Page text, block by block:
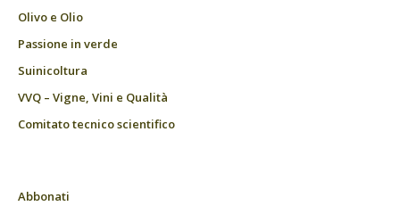
Olivo e Olio
Passione in verde
Suinicoltura
VVQ – Vigne, Vini e Qualità
Comitato tecnico scientifico
Abbonati